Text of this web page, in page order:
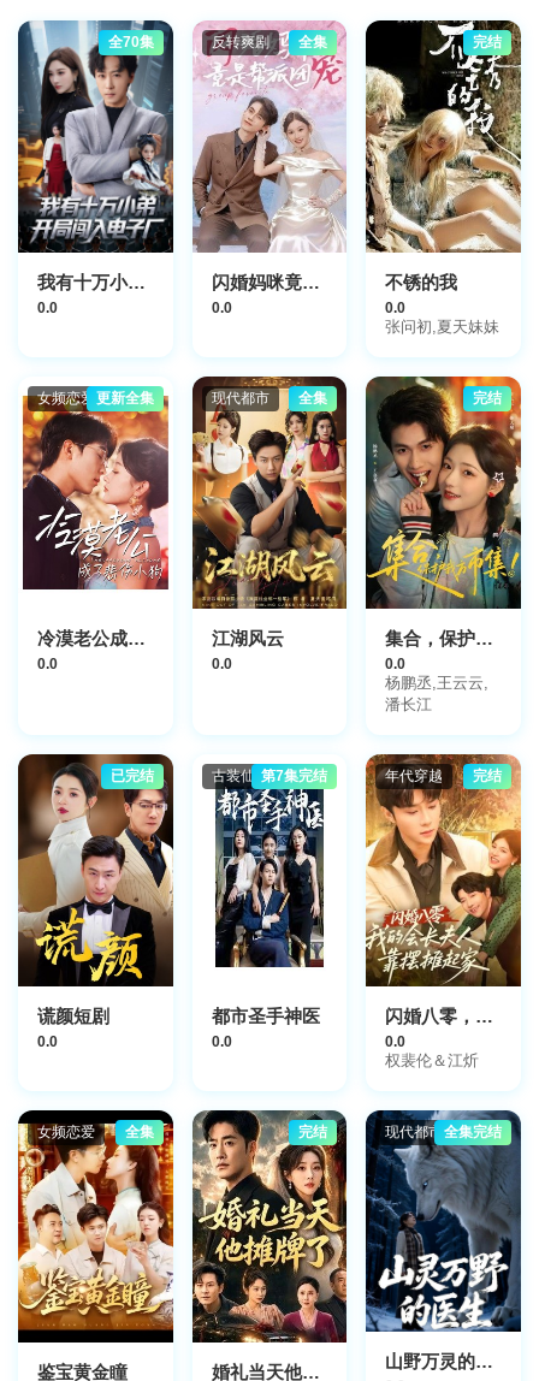
全70集
我有十万小弟开局闯入电子厂
0.0
反转爽剧 全集
闪婚妈咪竟是帮派团宠
0.0
完结
不锈的我
0.0
张问初,夏天妹妹
女频恋爱 更新全集
冷漠老公成了悲伤小狗
0.0
现代都市 全集
江湖风云
0.0
完结
集合，保护我方市集
0.0
杨鹏丞,王云云,
潘长江
已完结
谎颜短剧
0.0
古装仙侠第7集完结
都市圣手神医
0.0
年代穿越 完结
闪婚八零，我的会长夫人靠摆摊起家
0.0
权裴伦＆江炘
女频恋爱 全集
鉴宝黄金瞳
完结
婚礼当天他摊牌了
现代都市 全集完结
山野万灵的医生